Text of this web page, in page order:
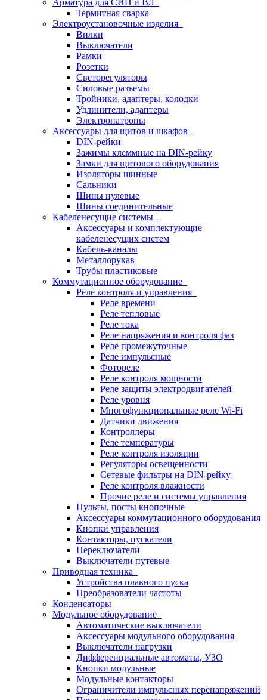
Арматура для СИП и ВЛ
Термитная сварка
Электроустановочные изделия
Вилки
Выключатели
Рамки
Розетки
Светорегуляторы
Силовые разъемы
Тройники, адаптеры, колодки
Удлинители, адаптеры
Электропатроны
Аксессуары для щитов и шкафов
DIN-рейки
Зажимы клеммные на DIN-рейку
Замки для щитового оборудования
Изоляторы шинные
Сальники
Шины нулевые
Шины соединительные
Кабеленесущие системы
Аксессуары и комплектующие
кабеленесущих систем
Кабель-каналы
Металлорукав
Трубы пластиковые
Коммутационное оборудование
Реле контроля и управления
Реле времени
Реле тепловые
Реле тока
Реле напряжения и контроля фаз
Реле промежуточные
Реле импульсные
Фотореле
Реле контроля мощности
Реле защиты электродвигателей
Реле уровня
Многофункциональные реле Wi-Fi
Датчики движения
Контроллеры
Реле температуры
Реле контроля изоляции
Регуляторы освещенности
Сетевые фильтры на DIN-рейку
Реле контроля влажности
Прочие реле и системы управления
Пульты, посты кнопочные
Аксессуары коммутационного оборудования
Кнопки управления
Контакторы, пускатели
Переключатели
Выключатели путевые
Приводная техника
Устройства плавного пуска
Преобразователи частоты
Конденсаторы
Модульное оборудование
Автоматические выключатели
Аксессуары модульного оборудования
Выключатели нагрузки
Дифференциальные автоматы, УЗО
Кнопки модульные
Модульные контакторы
Ограничители импульсных перенапряжений